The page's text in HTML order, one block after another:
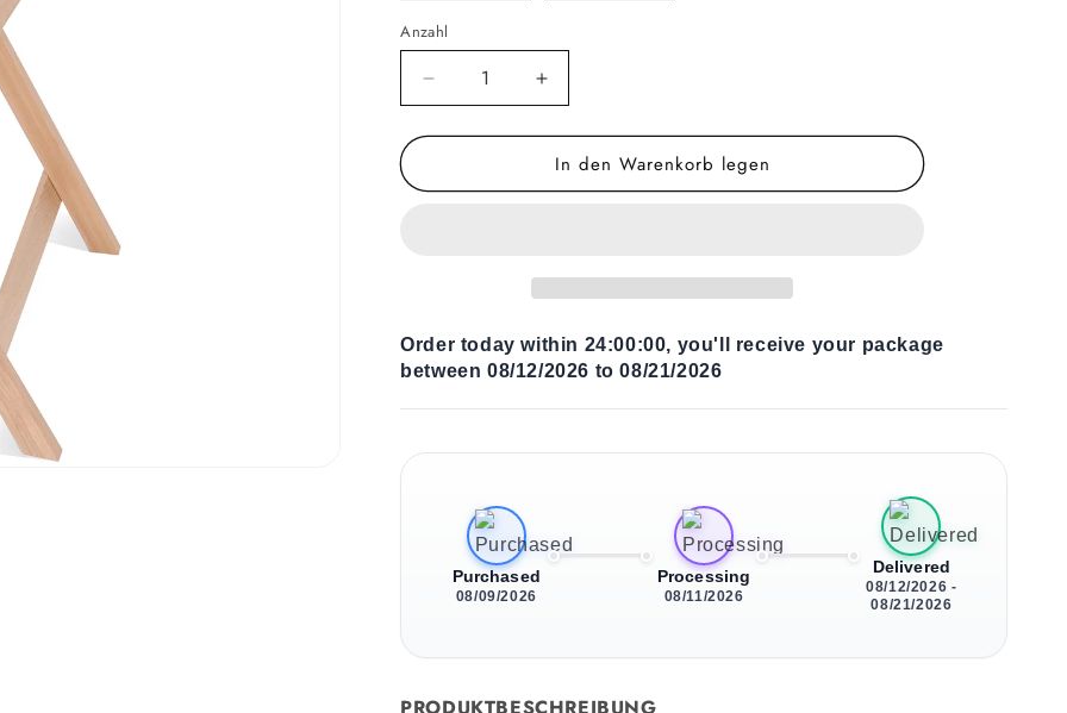
Anzahl
Verringere
die
Menge
Kaffeetisch
Erhöhe
die
Menge
für
Kaffeetisch
In den Warenkorb legen
Order today within 24:00:00, you'll receive your package
between 08/12/2026 to 08/21/2026
Purchased
08/09/2026
Processing
08/11/2026
Delivered
08/12/2026 -
08/21/2026